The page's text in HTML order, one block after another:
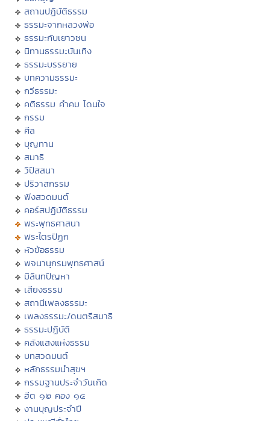
สถานปฏิบัติธรรม
ธรรมะจากหลวงพ่อ
ธรรมะกับเยาวชน
นิทานธรรมะบันเทิง
ธรรมะบรรยาย
บทความธรรมะ
กวีธรรมะ
คติธรรม คำคม โดนใจ
กรรม
ศีล
บุญทาน
สมาธิ
วิปัสสนา
ปริวาสกรรม
ฟังสวดมนต์
คอร์สปฏิบัติธรรม
พระพุทธศาสนา
พระไตรปิฏก
หัวข้อธรรม
พจนานุกรมพุทธศาสน์
มิลินทปัญหา
เสียงธรรม
สถานีเพลงธรรมะ
เพลงธรรมะ/ดนตรีสมาธิ
ธรรมะปฏิบัติ
คลังแสงแห่งธรรม
บทสวดมนต์
หลักธรรมนำสุขฯ
กรรมฐานประจำวันเกิด
ฮีต ๑๒ คอง ๑๔
งานบุญประจำปี